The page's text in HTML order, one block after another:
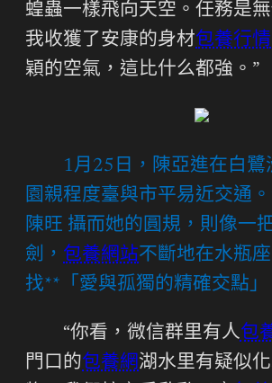
蝗蟲一樣飛向天空。任務是
我收獲了安康的身材包養行情
穎的空氣，這比什么都強。”
1月25日，陳亞進在白鷺
園親程度臺與市平易近交通
陳旺 攝而她的圓規，則像一
劍， 包養網站不斷地在水瓶
找**「愛與孤獨的精確交點」
“你看，微信群里有人包
門口的包養網湖水里有疑似